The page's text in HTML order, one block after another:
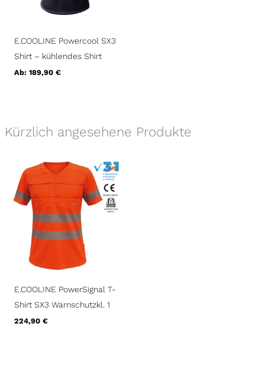
E.COOLINE Powercool SX3
Shirt – kühlendes Shirt
Ab:189,90€
Kürzlich angesehene Produkte
E.COOLINE PowerSignal T-
Shirt SX3 Warnschutzkl. 1
224,90€